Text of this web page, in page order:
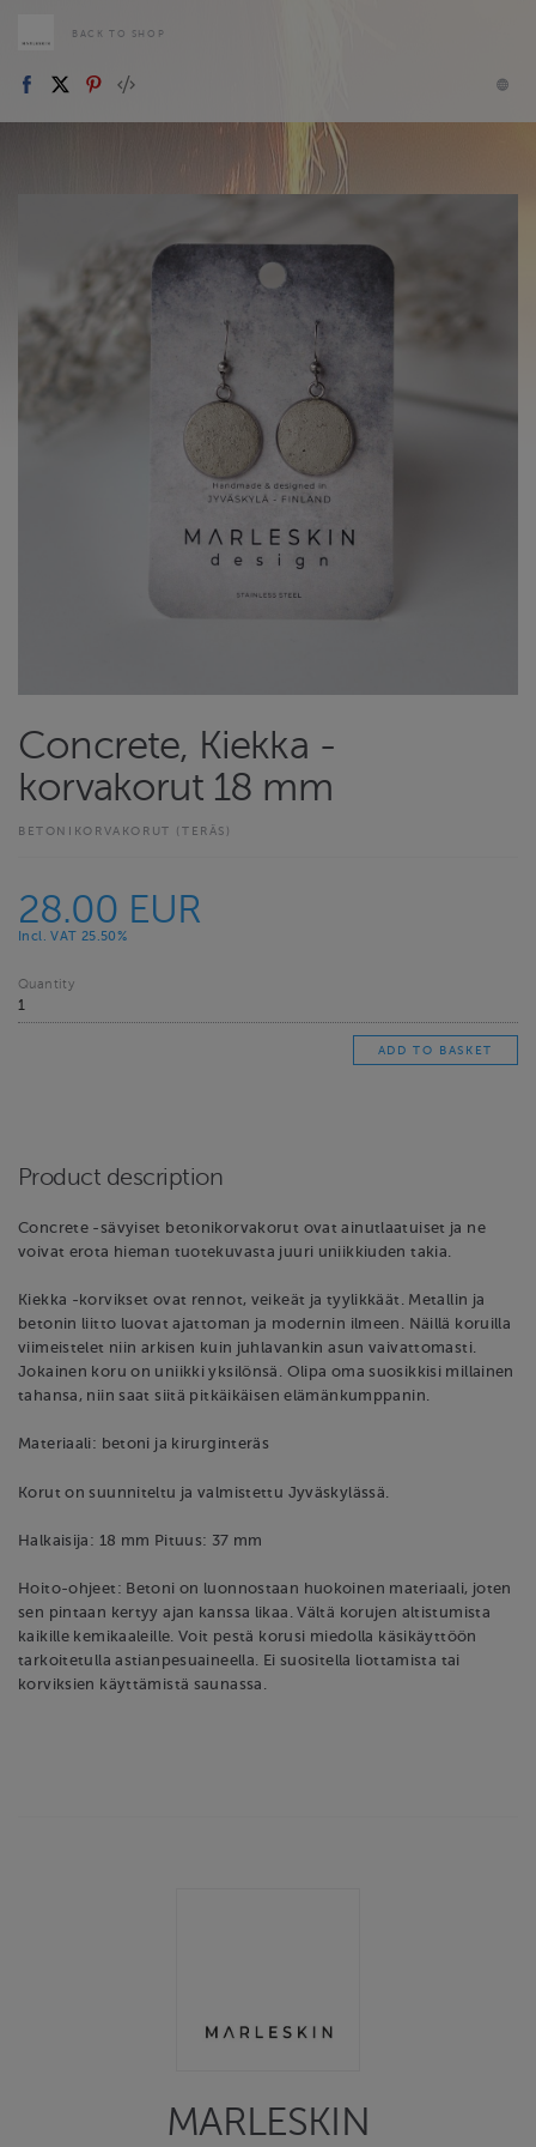
BACK TO SHOP
Concrete, Kiekka -
korvakorut 18 mm
BETONIKORVAKORUT (TERÄS)
28.00 EUR
Incl. VAT 25.50%
Quantity
Product description
Concrete -sävyiset betonikorvakorut ovat ainutlaatuiset ja ne
voivat erota hieman tuotekuvasta juuri uniikkiuden takia.
Kiekka -korvikset ovat rennot, veikeät ja tyylikkäät. Metallin ja
betonin liitto luovat ajattoman ja modernin ilmeen. Näillä koruilla
viimeistelet niin arkisen kuin juhlavankin asun vaivattomasti.
Jokainen koru on uniikki yksilönsä. Olipa oma suosikkisi millainen
tahansa, niin saat siitä pitkäikäisen elämänkumppanin.
Materiaali: betoni ja kirurginteräs
Korut on suunniteltu ja valmistettu Jyväskylässä.
Halkaisija: 18 mm Pituus: 37 mm
Hoito-ohjeet: Betoni on luonnostaan huokoinen materiaali, joten
sen pintaan kertyy ajan kanssa likaa. Vältä korujen altistumista
kaikille kemikaaleille. Voit pestä korusi miedolla käsikäyttöön
tarkoitetulla astianpesuaineella. Ei suositella liottamista tai
korviksien käyttämistä saunassa.
MARLESKIN